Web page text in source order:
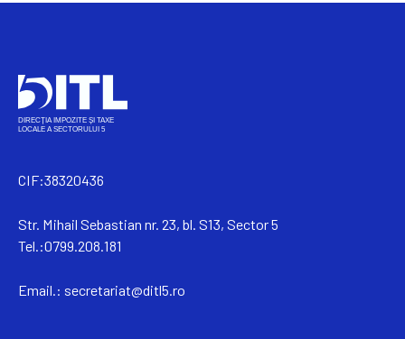
CIF:38320436
Str. Mihail Sebastian nr. 23, bl. S13, Sector 5
Tel.:0799.208.181
Email.: secretariat@ditl5.ro